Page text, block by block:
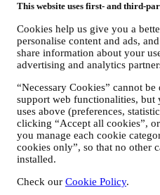
This website uses first- and third-
Cookies help us give you a
personalise content and ads,
share information about your
advertising and analytics
“Necessary Cookies” cannot
support web functionalities, but
uses above (preferences,
clicking “Accept all cookies”,
you manage each cookie
cookies only”, so that no other
installed.
Check our Cookie Policy.
para hacer las cosas más fáciles e
Utilizamos datos para hacer que
mejor experiencia e informarle
Si decide formar parte de nuestra
y recibir boletines informativos y
Le Creuset, le enviaremos
informaremos cuando se lancen
exclusivas, eventos de
venideros, o promociones
Exclusión voluntaria: Puede dejar
comunicaciones de marketing en
gratuita, a través de los métodos
comunicación (por ejemplo, para
puede hacer clic en el enlace para
parte inferior de cada correo